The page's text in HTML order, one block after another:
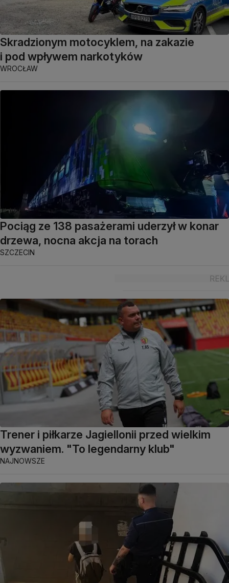
Skradzionym motocyklem, na zakazie
i pod wpływem narkotyków
WROCŁAW
Pociąg ze 138 pasażerami uderzył w konar
drzewa, nocna akcja na torach
SZCZECIN
Trener i piłkarze Jagiellonii przed wielkim
wyzwaniem. "To legendarny klub"
NAJNOWSZE